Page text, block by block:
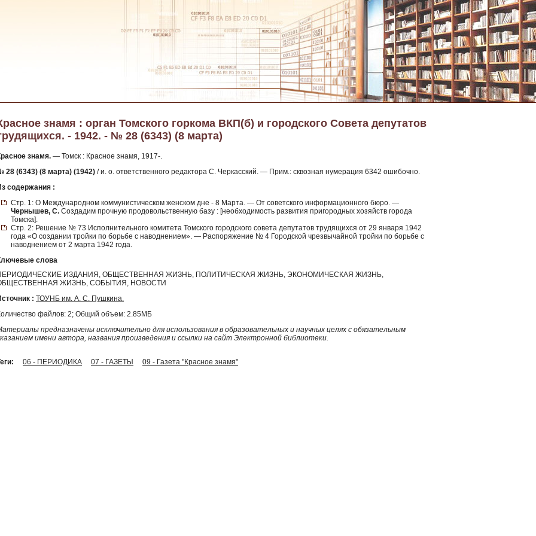
знамя : орган Томского горкома ВКП(б) и городского Совета депутатов
- 1942. - № 28 (6343) (8 марта)
знамя. — Томск : Красное знамя, 1917-.
28 (6343) (8 марта) (1942) / и. о. ответственного редактора С. Черкасский. — Прим.: сквозная нумерация 6342 ошибочно.
содержания :
Стр. 1: О Международном коммунистическом женском дне - 8 Марта. — От советского информационного бюро. —
Чернышев, С. Создадим прочную продовольственную базу : [необходимость развития пригородных хозяйств города
Томска].
Стр. 2: Решение № 73 Исполнительного комитета Томского городского совета депутатов трудящихся от 29 января 1942
года «О создании тройки по борьбе с наводнением». — Распоряжение № 4 Городской чрезвычайной тройки по борьбе с
наводнением от 2 марта 1942 года.
слова
ИЗДАНИЯ, ОБЩЕСТВЕННАЯ ЖИЗНЬ, ПОЛИТИЧЕСКАЯ ЖИЗНЬ, ЭКОНОМИЧЕСКАЯ ЖИЗНЬ,
ЖИЗНЬ, СОБЫТИЯ, НОВОСТИ
: ТОУНБ им. А. С. Пушкина.
файлов: 2; Общий объем: 2.85МБ
предназначены исключительно для использования в образовательных и научных целях с обязательным
имени автора, названия произведения и ссылки на сайт Электронной библиотеки.
06 - ПЕРИОДИКА 07 - ГАЗЕТЫ 09 - Газета "Красное знамя"